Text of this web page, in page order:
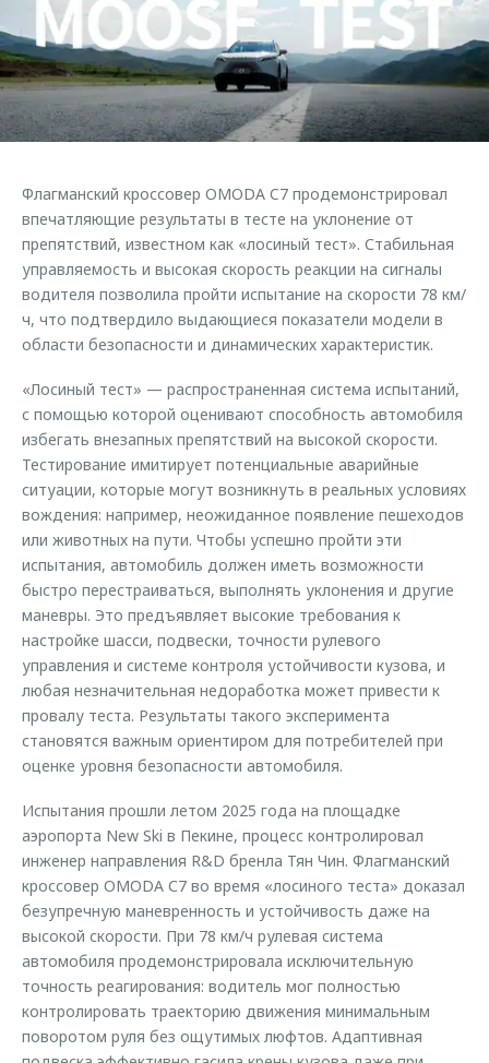
Страхование
Кредитный калькулятор
Аксессуары
Одежда и сувениры
Запчасти
Трейд-ин
Калькулятор трейд-ин
Клиентская поддержка
O&J Автоклуб
Клуб владельцев OMODA
Приложение O&J
Одежда и сувениры
Оригинальные аксессуары
Запчасти
Обратная связь
Флагманский кроссовер OMODA C7 продемонстрировал
впечатляющие результаты в тесте на уклонение от
препятствий, известном как «лосиный тест». Стабильная
управляемость и высокая скорость реакции на сигналы
водителя позволила пройти испытание на скорости 78 км/
ч, что подтвердило выдающиеся показатели модели в
области безопасности и динамических характеристик.
«Лосиный тест» — распространенная система испытаний,
с помощью которой оценивают способность автомобиля
избегать внезапных препятствий на высокой скорости.
Тестирование имитирует потенциальные аварийные
ситуации, которые могут возникнуть в реальных условиях
вождения: например, неожиданное появление пешеходов
или животных на пути. Чтобы успешно пройти эти
испытания, автомобиль должен иметь возможности
быстро перестраиваться, выполнять уклонения и другие
маневры. Это предъявляет высокие требования к
настройке шасси, подвески, точности рулевого
управления и системе контроля устойчивости кузова, и
любая незначительная недоработка может привести к
провалу теста. Результаты такого эксперимента
становятся важным ориентиром для потребителей при
оценке уровня безопасности автомобиля.
Испытания прошли летом 2025 года на площадке
аэропорта New Ski в Пекине, процесс контролировал
инженер направления R&D бренла Тян Чин. Флагманский
кроссовер OMODA С7 во время «лосиного теста» доказал
безупречную маневренность и устойчивость даже на
высокой скорости. При 78 км/ч рулевая система
автомобиля продемонстрировала исключительную
точность реагирования: водитель мог полностью
контролировать траекторию движения минимальным
поворотом руля без ощутимых люфтов. Адаптивная